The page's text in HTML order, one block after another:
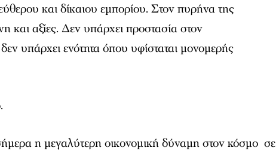
και δίκαιου εμπορίου. Στον πυρήνα της
και αξίες. Δεν υπάρχει προστασία στον
υπάρχει ενότητα όπου υφίσταται μονομερής
η μεγαλύτερη οικονομική δύναμη στον κόσμο σε